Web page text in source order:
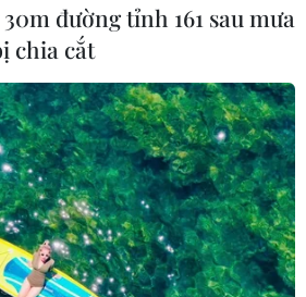
hàng giả và
tuệ diễn biến
chồng tổ chức
karaoke
đường tỉnh 161 sau mưa
chia cắt